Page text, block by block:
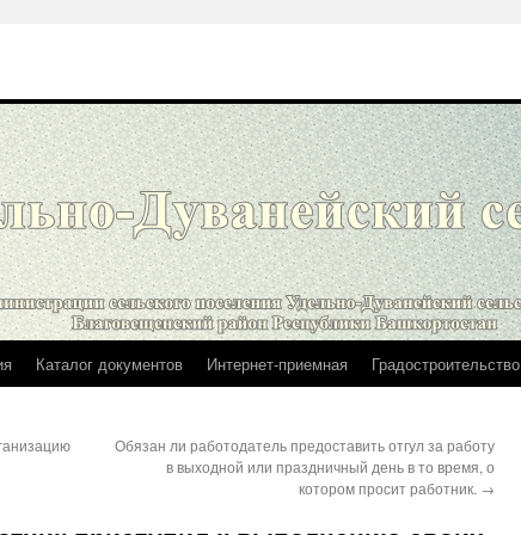
Каталог документов Интернет-приемная Градостроительство
Обязан ли работодатель предоставить отгул за работу
в выходной или праздничный день в то время, о
котором просит работник. →